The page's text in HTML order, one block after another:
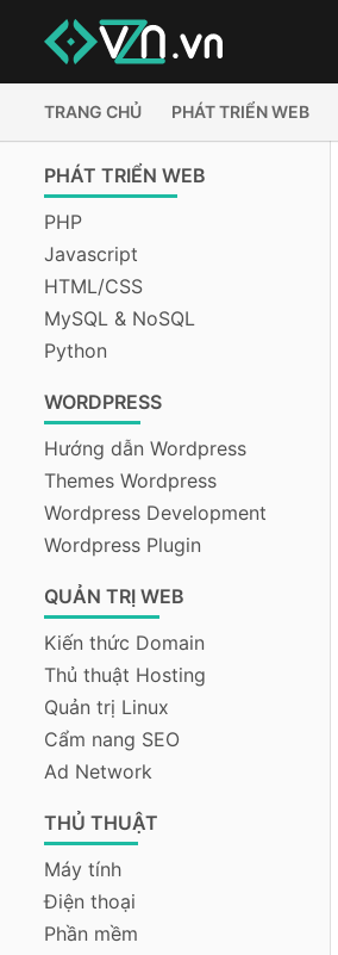
TRANG CHỦ PHÁT TRIỂN WEB
PHÁT TRIỂN WEB
PHP
Javascript
HTML/CSS
MySQL & NoSQL
Python
WORDPRESS
Hướng dẫn Wordpress
Themes Wordpress
Wordpress Development
Wordpress Plugin
QUẢN TRỊ WEB
Kiến thức Domain
Thủ thuật Hosting
Quản trị Linux
Cẩm nang SEO
Ad Network
THỦ THUẬT
Máy tính
Điện thoại
Phần mềm